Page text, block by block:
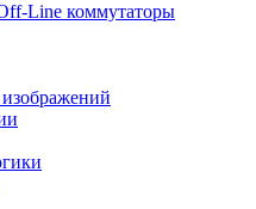
Line коммутаторы